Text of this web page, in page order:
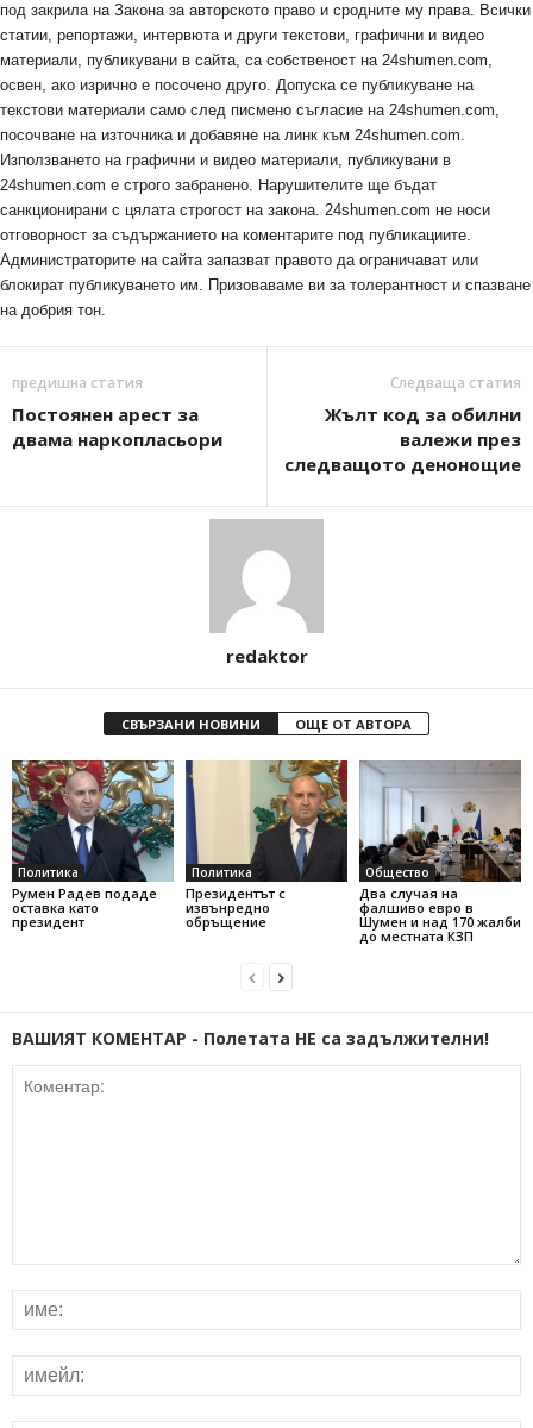
под закрила на Закона за авторското право и сродните му права. Всички
статии, репортажи, интервюта и други текстови, графични и видео
материали, публикувани в сайта, са собственост на 24shumen.com,
освен, ако изрично е посочено друго. Допуска се публикуване на
текстови материали само след писмено съгласие на 24shumen.com,
посочване на източника и добавяне на линк към 24shumen.com.
Използването на графични и видео материали, публикувани в
24shumen.com е строго забранено. Нарушителите ще бъдат
санкционирани с цялата строгост на закона. 24shumen.com не носи
отговорност за съдържанието на коментарите под публикациите.
Администраторите на сайта запазват правото да ограничават или
блокират публикуването им. Призоваваме ви за толерантност и спазване
на добрия тон.
предишна статия
Постоянен арест за
двама наркопласьори
Следваща статия
Жълт код за обилни
валежи през
следващото денонощие
redaktor
СВЪРЗАНИ НОВИНИ ОЩЕ ОТ АВТОРА
Политика
Румен Радев подаде
оставка като
президент
Политика
Президентът с
извънредно
обръщение
Общество
Два случая на
фалшиво евро в
Шумен и над 170 жалби
до местната КЗП
ВАШИЯТ КОМЕНТАР - Полетата НЕ са задължителни!